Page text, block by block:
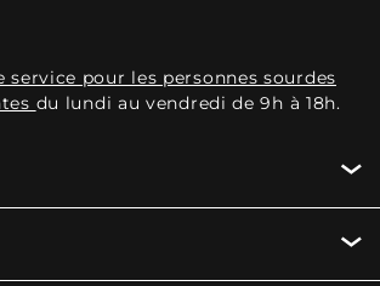
service pour les personnes sourdes
du lundi au vendredi de 9h à 18h.